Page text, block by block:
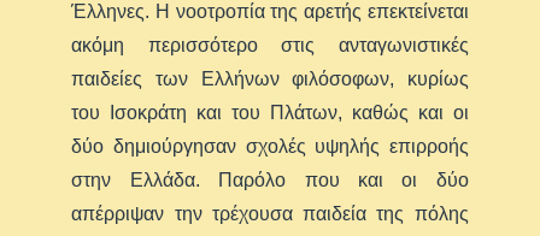
Έλληνες. Η νοοτροπία της αρετής επεκτείνεται
ακόμη περισσότερο στις ανταγωνιστικές
παιδείες των Ελλήνων φιλόσοφων, κυρίως
του Ισοκράτη και του Πλάτων, καθώς και οι
δύο δημιούργησαν σχολές υψηλής επιρροής
στην Ελλάδα. Παρόλο που και οι δύο
απέρριψαν την τρέχουσα παιδεία της πόλης